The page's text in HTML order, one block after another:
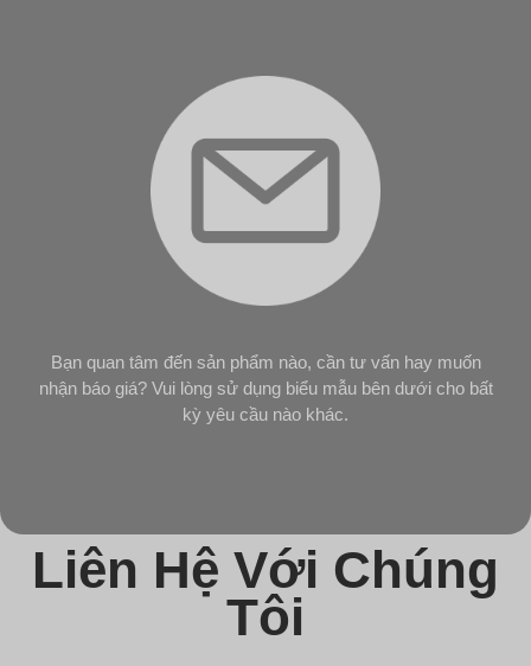
Bạn quan tâm đến sản phẩm nào, cần tư vấn hay muốn
nhận báo giá? Vui lòng sử dụng biểu mẫu bên dưới cho bất
kỳ yêu cầu nào khác.
Liên Hệ Với Chúng
Tôi